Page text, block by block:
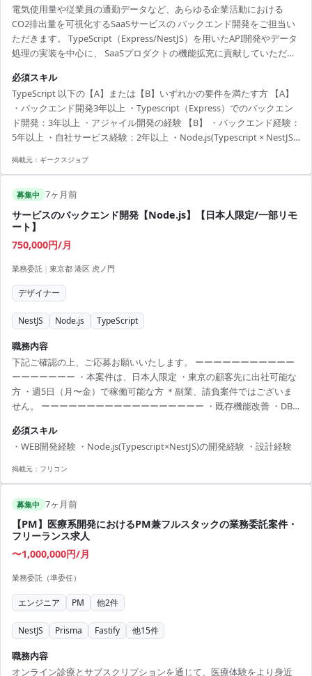
電気使用量や従業員の通勤データなど、あらゆる企業活動における
CO2排出量を可視化するSaaSサービスの バックエンド開発をご担当い
ただきます。 TypeScript（Express/NestJS）を用いたAPI開発やデータ
処理の実装を中心に、 SaaSプロダクトの機能拡充に貢献していただき
ド開発を通じてモダンな技術スタックや 新しい技術領域に触れること
ができる刺激的な環境です。 フルリモートでの参画が可能で、アジャ
イルな開発体制の中で自律的にパフォーマンスを発揮できるエンジニ
アを募集しています。
必須スキル
TypeScript 以下の【A】または【B】いずれかの要件を満たす方 【A】
・バックエンド開発3年以上 ・Typescript（Express）でのバックエン
ド開発：3年以上 ・アジャイル開発の経験 【B】 ・バックエンド経験：
5年以上 ・自社サービス経験：2年以上 ・Node.js(Typescript × NestJS)
掲載元： ギークスジョブ
募集中 7ヶ月前
サービスのバックエンド開発【Node.js】【日本人限定/一部リモ
ート】
750,000円/月
業務委託 | 東京都 港区 虎ノ門
デザイナー
NestJS Node.js TypeScript
職務内容
下記ご確認の上、ご応募お願いいたします。 ーーーーーーーーーーー
ーーーーーーー ・本案件は、日本人限定 ・東京の顧客先に出社可能な
方 ・週5日（月〜金）で稼働可能な方 ＊副業、請負案件ではございま
せん。 ーーーーーーーーーーーーーーーーーー ・既存機能改善 ・DB
向上 ・プロダクトマネージャーやデザイナーと協同し仕様検討 週5
日、リモート
必須スキル
・WEB開発経験 ・Node.js(Typescript×NestJS)の開発経験 ・設計経験
掲載元： フリコン
募集中 7ヶ月前
【PM】医療系開発におけるPM兼フルスタックの業務委託案件・
フリーランス求人
〜1,000,000円/月
業務委託（準委任）
エンジニア PM 他2件
NestJS Prisma Fastify 他15件
職務内容
オンライン診療とサブスクリプションを通じて、医療体験をより身近